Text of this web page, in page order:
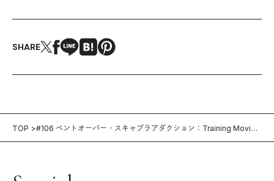
SHARE
TOP
#106 ベントオーバー・スキャプラアダクション：Training Movie